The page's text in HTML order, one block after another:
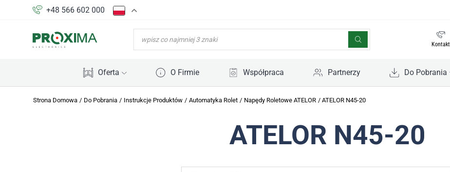
+48 566 602 000
WYSZUKIWARKA
PRODUKTÓW
Kontakt
Oferta O Firmie Współpraca Partnerzy Do Pobrania
Strona Domowa / Do Pobrania / Instrukcje Produktów / Automatyka Rolet / Napędy Roletowe ATELOR / ATELOR N45-20
ATELOR N45-20